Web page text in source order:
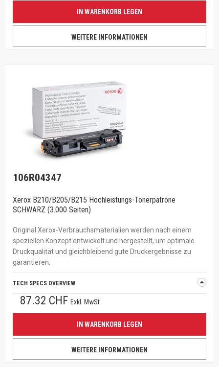
IN WARENKORB LEGEN
WEITERE INFORMATIONEN
106R04347
Xerox B210/B205/B215 Hochleistungs-Tonerpatrone
SCHWARZ (3.000 Seiten)
Original Xerox-Verbrauchsmaterialien werden nach einem
speziellen Konzept entwickelt und hergestellt, um optimale
Druckqualität und gleichbleibend gute Druckergebnisse zu
garantieren.
TECH SPECS OVERVIEW
87.32 CHF Exkl. MwSt
IN WARENKORB LEGEN
WEITERE INFORMATIONEN